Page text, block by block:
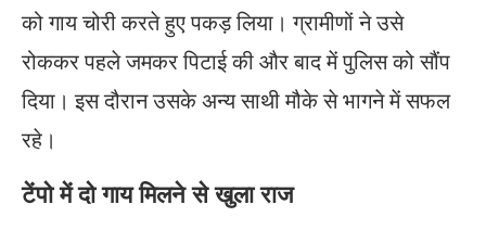
को गाय चोरी करते हुए पकड़ लिया। ग्रामीणों ने उसे
रोककर पहले जमकर पिटाई की और बाद में पुलिस को सौंप
दिया। इस दौरान उसके अन्य साथी मौके से भागने में सफल
रहे।
टेंपो में दो गाय मिलने से खुला राज